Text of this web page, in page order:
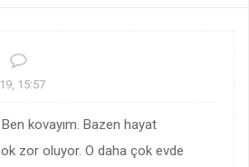
15:57
kovayım. Bazen hayat
zor oluyor. O daha çok evde